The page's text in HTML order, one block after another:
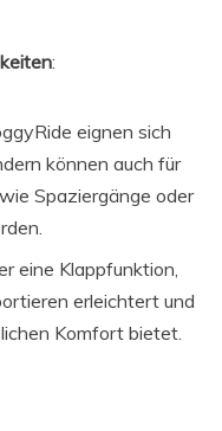
:
eignen sich
können auch für
Spaziergänge oder
eine Klappfunktion,
erleichtert und
Komfort bietet.